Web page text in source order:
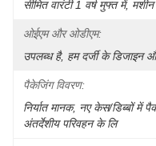
सीमित वारंटी 1 वर्ष मुफ्त में,
ओईएम और ओडीएम:
उपलब्ध है, हम दर्जी के डिजाइन
पैकेजिंग विवरण:
निर्यात मानक, नए केस/डिब्बों में
अंतर्देशीय परिवहन के लि